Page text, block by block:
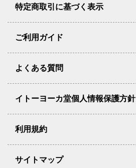
特定商取引に基づく表示
ご利用ガイド
よくある質問
イトーヨーカ堂個人情報保護方針
利用規約
サイトマップ